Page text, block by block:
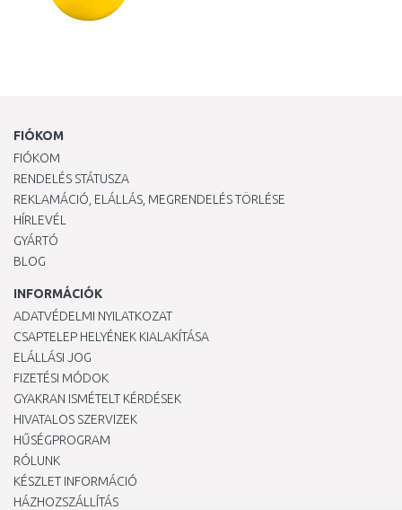
FIÓKOM
FIÓKOM
RENDELÉS STÁTUSZA
REKLAMÁCIÓ, ELÁLLÁS, MEGRENDELÉS TÖRLÉSE
HÍRLEVÉL
GYÁRTÓ
BLOG
INFORMÁCIÓK
ADATVÉDELMI NYILATKOZAT
CSAPTELEP HELYÉNEK KIALAKÍTÁSA
ELÁLLÁSI JOG
FIZETÉSI MÓDOK
GYAKRAN ISMÉTELT KÉRDÉSEK
HIVATALOS SZERVIZEK
HŰSÉGPROGRAM
RÓLUNK
KÉSZLET INFORMÁCIÓ
HÁZHOZSZÁLLÍTÁS